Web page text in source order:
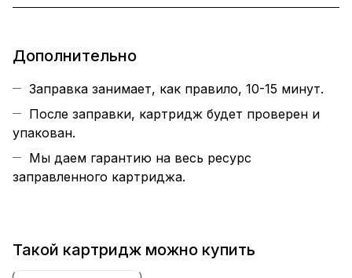
Дополнительно
Заправка занимает, как правило, 10-15 минут.
После заправки, картридж будет проверен и
упакован.
Мы даем гарантию на весь ресурс
заправленного картриджа.
Такой картридж можно купить